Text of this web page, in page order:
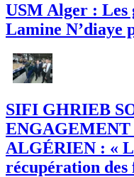
USM Alger : Les
Lamine N’diaye
SIFI GHRIEB
ENGAGEMENT
ALGÉRIEN : «
récupération des